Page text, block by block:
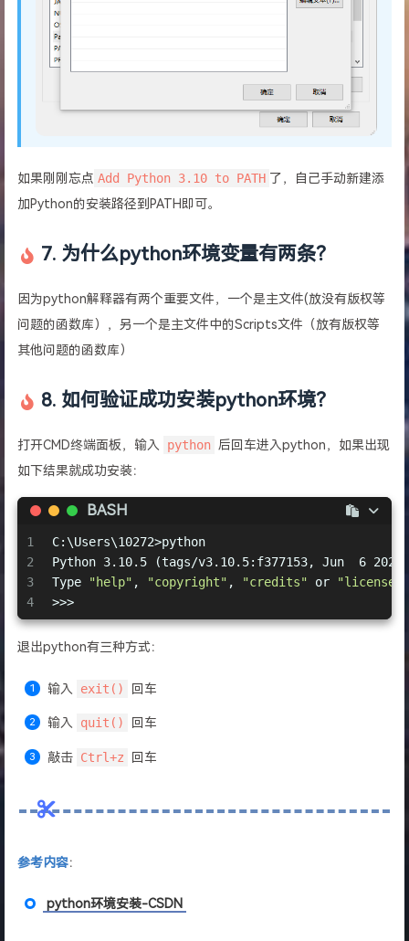
如果刚刚忘点 Add Python 3.10 to PATH 了，自己手动新建添
加Python的安装路径到PATH即可。
7. 为什么python环境变量有两条？
因为python解释器有两个重要文件，一个是主文件(放没有版权等
问题的函数库），另一个是主文件中的Scripts文件（放有版权等
其他问题的函数库）
8. 如何验证成功安装python环境？
打开CMD终端面板，输入 python 后回车进入python，如果出现
如下结果就成功安装：
BASH
1
2
3
4
C:\Users\10272>python
Python 3.10.5 (tags/v3.10.5:f377153, Jun  6
Type
"help" , "copyright" , "credits" or
"license"
>>>
退出python有三种方式：
输入 exit() 回车
输入 quit() 回车
敲击 Ctrl+z 回车
参考内容：
python环境安装-CSDN